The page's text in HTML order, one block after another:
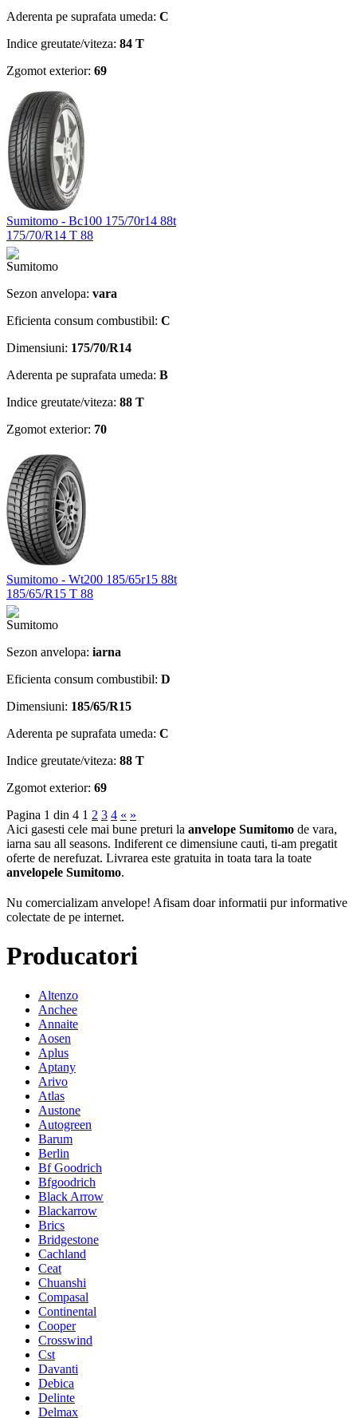
Aderenta pe suprafata umeda: C
Indice greutate/viteza: 84 T
Zgomot exterior: 69
Sumitomo - Bc100 175/70r14 88t
175/70/R14 T 88
Sezon anvelopa: vara
Eficienta consum combustibil: C
Dimensiuni: 175/70/R14
Aderenta pe suprafata umeda: B
Indice greutate/viteza: 88 T
Zgomot exterior: 70
Sumitomo - Wt200 185/65r15 88t
185/65/R15 T 88
Sezon anvelopa: iarna
Eficienta consum combustibil: D
Dimensiuni: 185/65/R15
Aderenta pe suprafata umeda: C
Indice greutate/viteza: 88 T
Zgomot exterior: 69
Pagina 1 din 4 1 2 3 4 « »
Aici gasesti cele mai bune preturi la anvelope Sumitomo de vara,
iarna sau all seasons. Indiferent ce dimensiune cauti, ti-am pregatit
oferte de nerefuzat. Livrarea este gratuita in toata tara la toate
anvelopele Sumitomo.
Nu comercializam anvelope! Afisam doar informatii pur informative
colectate de pe internet.
Producatori
Altenzo
Anchee
Annaite
Aosen
Aplus
Aptany
Arivo
Atlas
Austone
Autogreen
Barum
Berlin
Bf Goodrich
Bfgoodrich
Black Arrow
Blackarrow
Brics
Bridgestone
Cachland
Ceat
Chuanshi
Compasal
Continental
Cooper
Crosswind
Cst
Davanti
Debica
Delinte
Delmax